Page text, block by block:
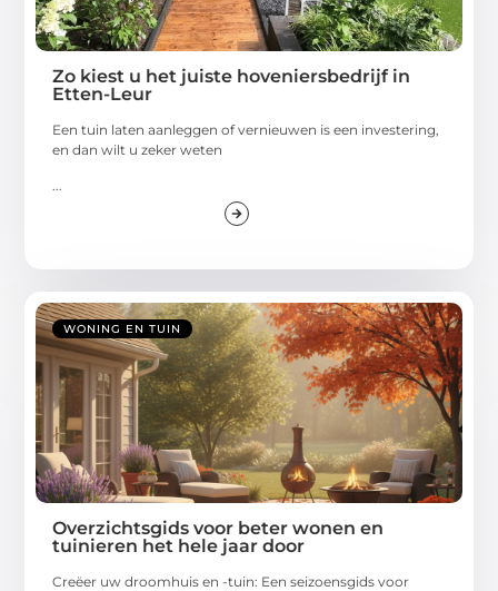
Zo kiest u het juiste hoveniersbedrijf in
Etten-Leur
Een tuin laten aanleggen of vernieuwen is een investering,
en dan wilt u zeker weten
...
WONING EN TUIN
Overzichtsgids voor beter wonen en
tuinieren het hele jaar door
Creëer uw droomhuis en -tuin: Een seizoensgids voor